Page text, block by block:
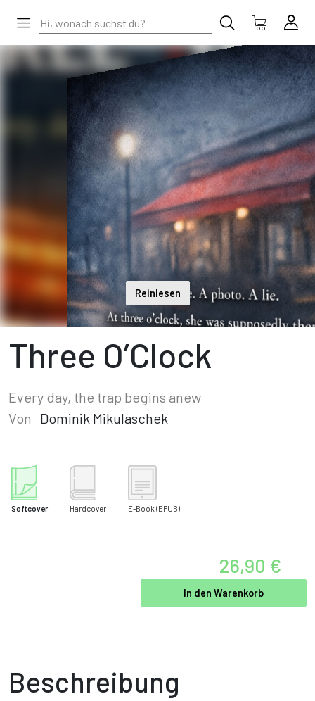
Reinlesen
Three O’Clock
Every day, the trap begins anew
Von
Dominik Mikulaschek
Softcover Hardcover E-Book (EPUB)
26,90 €
In den Warenkorb
Beschreibung